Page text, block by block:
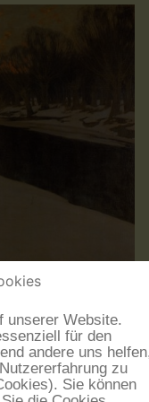
unserer Website.
für den
andere uns
zu
Sie können